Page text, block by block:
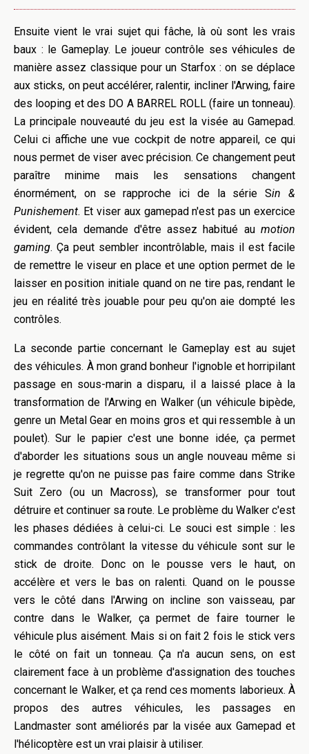
Ensuite vient le vrai sujet qui fâche, là où sont les vrais
baux : le Gameplay. Le joueur contrôle ses véhicules de
manière assez classique pour un Starfox : on se déplace
aux sticks, on peut accélérer, ralentir, incliner l'Arwing, faire
des looping et des DO A BARREL ROLL (faire un tonneau).
La principale nouveauté du jeu est la visée au Gamepad.
Celui ci affiche une vue cockpit de notre appareil, ce qui
nous permet de viser avec précision. Ce changement peut
paraître minime mais les sensations changent
énormément, on se rapproche ici de la série Sin &
Punishement. Et viser aux gamepad n'est pas un exercice
évident, cela demande d'être assez habitué au motion
gaming. Ça peut sembler incontrôlable, mais il est facile
de remettre le viseur en place et une option permet de le
laisser en position initiale quand on ne tire pas, rendant le
jeu en réalité très jouable pour peu qu'on aie dompté les
contrôles.
La seconde partie concernant le Gameplay est au sujet
des véhicules. À mon grand bonheur l'ignoble et horripilant
passage en sous-marin a disparu, il a laissé place à la
transformation de l'Arwing en Walker (un véhicule bipède,
genre un Metal Gear en moins gros et qui ressemble à un
poulet). Sur le papier c'est une bonne idée, ça permet
d'aborder les situations sous un angle nouveau même si
je regrette qu'on ne puisse pas faire comme dans Strike
Suit Zero (ou un Macross), se transformer pour tout
détruire et continuer sa route. Le problème du Walker c'est
les phases dédiées à celui-ci. Le souci est simple : les
commandes contrôlant la vitesse du véhicule sont sur le
stick de droite. Donc on le pousse vers le haut, on
accélère et vers le bas on ralenti. Quand on le pousse
vers le côté dans l'Arwing on incline son vaisseau, par
contre dans le Walker, ça permet de faire tourner le
véhicule plus aisément. Mais si on fait 2 fois le stick vers
le côté on fait un tonneau. Ça n'a aucun sens, on est
clairement face à un problème d'assignation des touches
concernant le Walker, et ça rend ces moments laborieux. À
propos des autres véhicules, les passages en
Landmaster sont améliorés par la visée aux Gamepad et
l'hélicoptère est un vrai plaisir à utiliser.